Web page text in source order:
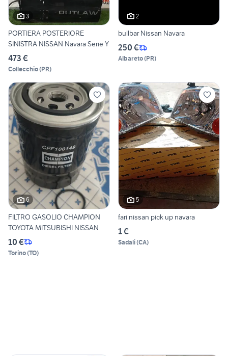
3
PORTIERA POSTERIORE
SINISTRA NISSAN Navara Serie Y
473 €
Collecchio(PR)
2
bullbar Nissan Navara
250 €
Albareto(PR)
6
FILTRO GASOLIO CHAMPION
TOYOTA MITSUBISHI NISSAN
10 €
Torino(TO)
5
fari nissan pick up navara
1 €
Sadali(CA)